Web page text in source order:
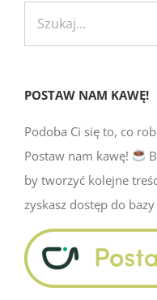
POSTAW NAM KAWĘ!
Podoba Ci się to, co
Postaw nam kawę!
by tworzyć kolejne
zyskasz dostęp do